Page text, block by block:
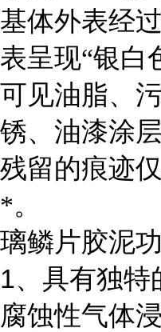
基体外表经
表呈现“银白
可见油脂、
锈、油漆涂
残留的痕迹
*。
璃鳞片胶泥
1、具有独特
腐蚀性气体